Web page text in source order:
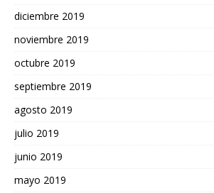
diciembre 2019
noviembre 2019
octubre 2019
septiembre 2019
agosto 2019
julio 2019
junio 2019
mayo 2019